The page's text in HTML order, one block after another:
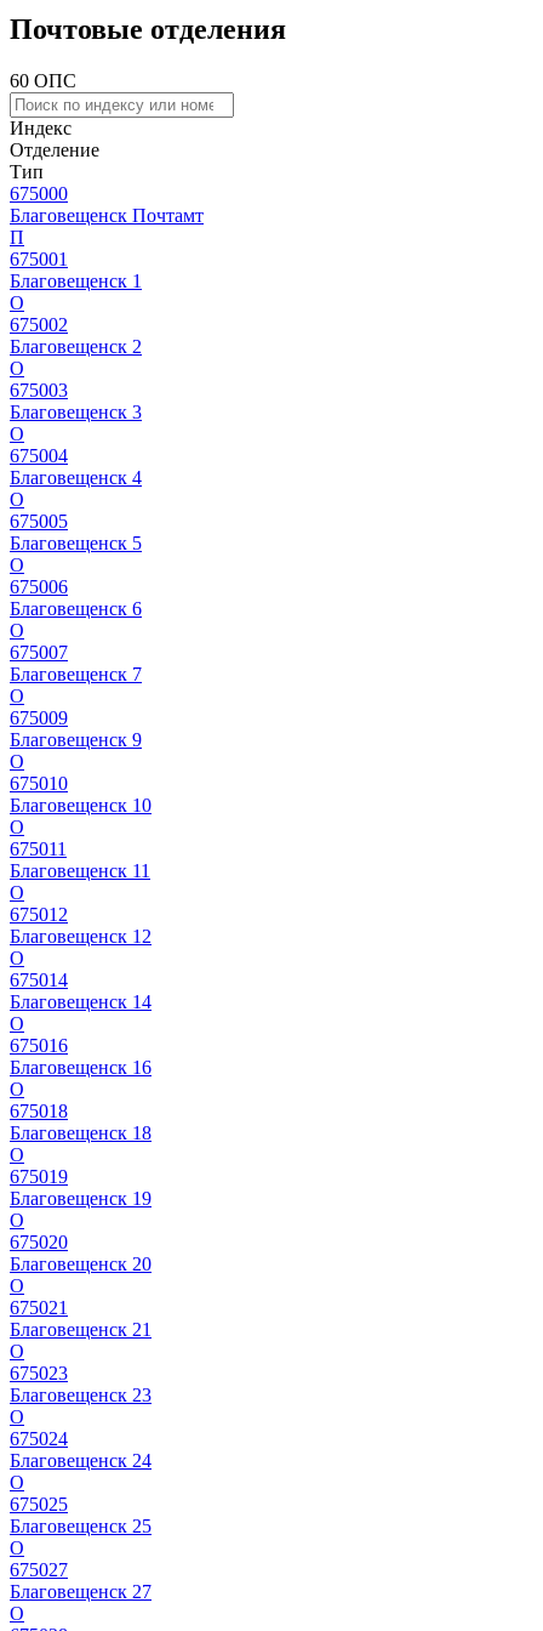
Почтовые отделения
60 ОПС
Индекс
Отделение
Тип
675000
Благовещенск Почтамт
П
675001
Благовещенск 1
О
675002
Благовещенск 2
О
675003
Благовещенск 3
О
675004
Благовещенск 4
О
675005
Благовещенск 5
О
675006
Благовещенск 6
О
675007
Благовещенск 7
О
675009
Благовещенск 9
О
675010
Благовещенск 10
О
675011
Благовещенск 11
О
675012
Благовещенск 12
О
675014
Благовещенск 14
О
675016
Благовещенск 16
О
675018
Благовещенск 18
О
675019
Благовещенск 19
О
675020
Благовещенск 20
О
675021
Благовещенск 21
О
675023
Благовещенск 23
О
675024
Благовещенск 24
О
675025
Благовещенск 25
О
675027
Благовещенск 27
О